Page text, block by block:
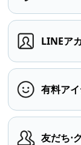
LINEア
有料アイ
友だち⋅